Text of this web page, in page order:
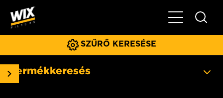
Főmenü
SZŰRŐ KERESÉSE
Termékkeresés